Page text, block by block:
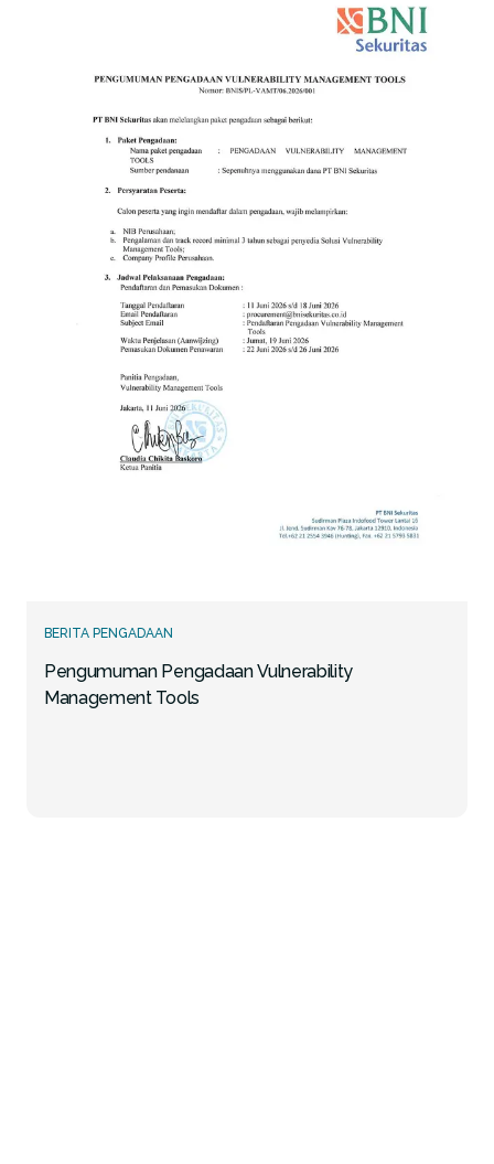
Register BIONS
BERITA PENGADAAN
Pengumuman Pengadaan Vulnerability
Management Tools